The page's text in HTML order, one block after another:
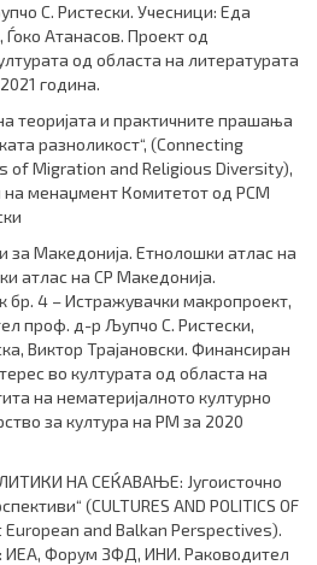
С. Ристески. Учесници: Еда
Атанасов. Проект од
од областа на литературата
година.
теоријата и практичните прашања
разноликост“, (Connecting
of Migration and Religious Diversity),
на менаџмент Комитетот од РСМ
за Македонија. Етнолошки атлас на
атлас на СР Македонија.
4 – Истражувачки макропроект,
проф. д-р Љупчо С. Ристески,
Виктор Трајановски. Финансиран
во културата од областа на
на нематеријалното културно
за култура на РМ за 2020
НА СЕЌАВАЊЕ: Југоисточно
(CULTURES AND POLITICS OF
European and Balkan Perspectives).
ИЕА, Форум ЗФД, ИНИ. Раководител